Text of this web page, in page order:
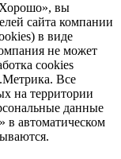
вы
сайта компании
в виде
не может
cookies
Все
на территории
данные
автоматическом